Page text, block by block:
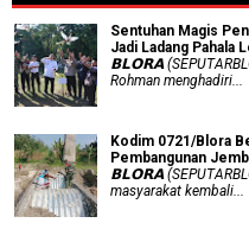
Sentuhan Magis
Jadi Ladang Pahala
𝗕𝗟𝗢𝗥𝗔
Rohman menghadiri...
Kodim 0721/Blora
Pembangunan
𝗕𝗟𝗢𝗥𝗔
masyarakat kembali...